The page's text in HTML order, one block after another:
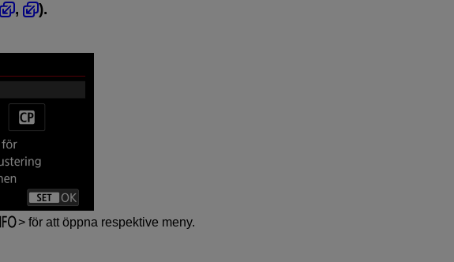
,
).
för att öppna respektive meny.